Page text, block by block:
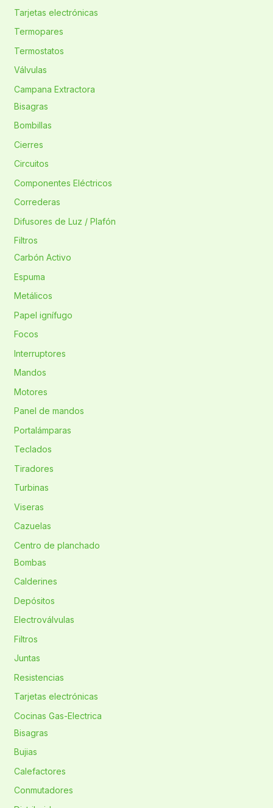
Tarjetas electrónicas
Termopares
Termostatos
Válvulas
Campana Extractora
Bisagras
Bombillas
Cierres
Circuitos
Componentes Eléctricos
Correderas
Difusores de Luz / Plafón
Filtros
Carbón Activo
Espuma
Metálicos
Papel ignífugo
Focos
Interruptores
Mandos
Motores
Panel de mandos
Portalámparas
Teclados
Tiradores
Turbinas
Viseras
Cazuelas
Centro de planchado
Bombas
Calderines
Depósitos
Electroválvulas
Filtros
Juntas
Resistencias
Tarjetas electrónicas
Cocinas Gas-Electrica
Bisagras
Bujias
Calefactores
Conmutadores